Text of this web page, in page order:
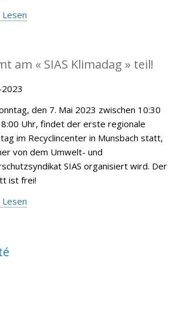
am « SIAS Klimadag » teil!
den 7. Mai 2023 zwischen 10:30
Uhr, findet der erste regionale
im Recyclincenter in Munsbach statt,
von dem Umwelt- und
SIAS organisiert wird. Der
ist frei!